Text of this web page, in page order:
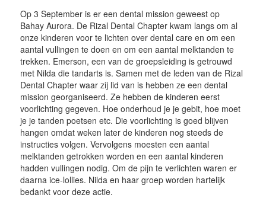
Op 3 September is er een dental mission geweest op
Bahay Aurora. De Rizal Dental Chapter kwam langs om al
onze kinderen voor te lichten over dental care en om een
aantal vullingen te doen en om een aantal melktanden te
trekken. Emerson, een van de groepsleiding is getrouwd
met Nilda die tandarts is. Samen met de leden van de Rizal
Dental Chapter waar zij lid van is hebben ze een dental
mission georganiseerd. Ze hebben de kinderen eerst
voorlichting gegeven. Hoe onderhoud je je gebit, hoe moet
je je tanden poetsen etc. Die voorlichting is goed blijven
hangen omdat weken later de kinderen nog steeds de
instructies volgen. Vervolgens moesten een aantal
melktanden getrokken worden en een aantal kinderen
hadden vullingen nodig. Om de pijn te verlichten waren er
daarna ice-lollies. Nilda en haar groep worden hartelijk
bedankt voor deze actie.